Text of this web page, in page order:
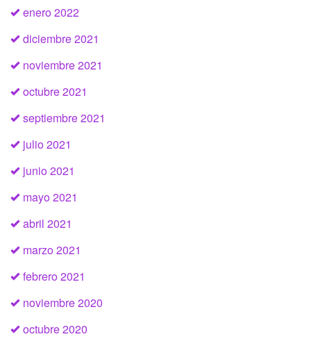
enero 2022
diciembre 2021
noviembre 2021
octubre 2021
septiembre 2021
julio 2021
junio 2021
mayo 2021
abril 2021
marzo 2021
febrero 2021
noviembre 2020
octubre 2020